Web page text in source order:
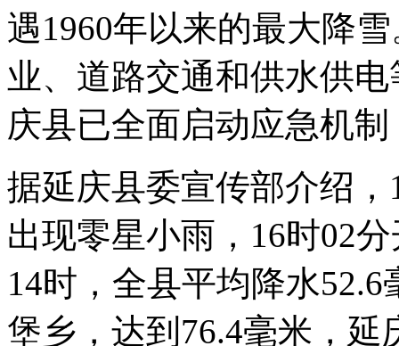
遇1960年以来的最大降
业、道路交通和供水供
庆县已全面启动应急机
据延庆县委宣传部介绍
出现零星小雨，16时02
14时，全县平均降水
堡乡，达到76.4毫米，